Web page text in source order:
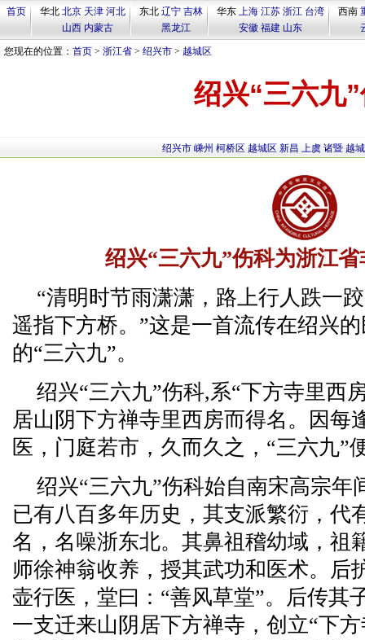
首页 华北 北京 天津 河北
山西 内蒙古
东北 辽宁 吉林
黑龙江
华东 上海 江苏 浙江 台湾
安徽 福建 山东
西南
您现在的位置： 首页 > 浙江省 > 绍兴市 > 越城区
绍兴“三六九
绍兴市 嵊州 柯桥区 越城区 新昌 上虞 诸暨 越
绍兴“三六九”伤科为浙江
“清明时节雨潇潇，路上行人跌一
遥指下方桥。”这是一首流传在绍兴
的“三六九”。
绍兴“三六九”伤科,系“下方寺里西
居山阴下方禅寺里西房而得名。因每
医，门庭若市，久而久之，“三六九”
绍兴“三六九”伤科始自南宋高宗年
已有八百多年历史，其支派繁衍，代
名，名噪浙东北。其鼻祖稽幼域，祖
师徐神翁收养，授其武功和医术。后
壶行医，堂曰：“善风草堂”。后传其
一支迁来山阴居下方禅寺，创立“下